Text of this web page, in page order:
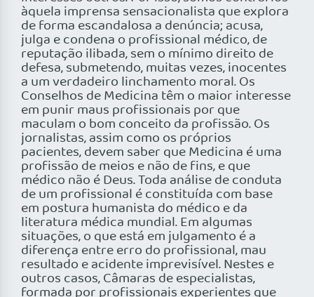
àquela imprensa sensacionalista que explora
de forma escandalosa a denúncia; acusa,
julga e condena o profissional médico, de
reputação ilibada, sem o mínimo direito de
defesa, submetendo, muitas vezes, inocentes
a um verdadeiro linchamento moral. Os
Conselhos de Medicina têm o maior interesse
em punir maus profissionais por que
maculam o bom conceito da profissão. Os
jornalistas, assim como os próprios
pacientes, devem saber que Medicina é uma
profissão de meios e não de fins, e que
médico não é Deus. Toda análise de conduta
de um profissional é constituída com base
em postura humanista do médico e da
literatura médica mundial. Em algumas
situações, o que está em julgamento é a
diferença entre erro do profissional, mau
resultado e acidente imprevisível. Nestes e
outros casos, Câmaras de especialistas,